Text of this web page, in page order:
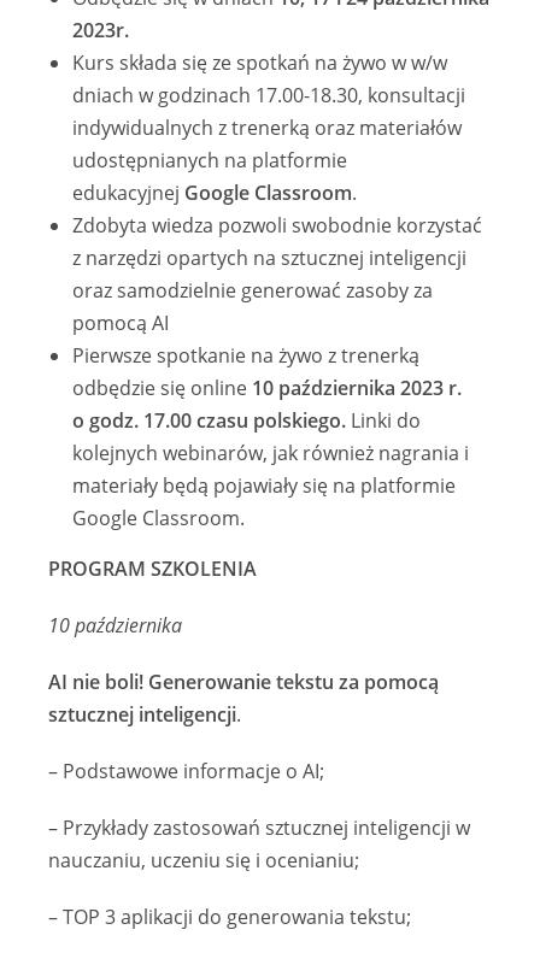
2023r.
Kurs składa się ze spotkań na żywo w w/w
dniach w godzinach 17.00-18.30, konsultacji
indywidualnych z trenerką oraz materiałów
udostępnianych na platformie
edukacyjnej Google Classroom.
Zdobyta wiedza pozwoli swobodnie korzystać
z narzędzi opartych na sztucznej inteligencji
oraz samodzielnie generować zasoby za
pomocą AI
Pierwsze spotkanie na żywo z trenerką
odbędzie się online 10 października 2023 r.
o godz. 17.00 czasu polskiego. Linki do
kolejnych webinarów, jak również nagrania i
materiały będą pojawiały się na platformie
Google Classroom.
PROGRAM SZKOLENIA
10 października
AI nie boli! Generowanie tekstu za pomocą
sztucznej inteligencji.
– Podstawowe informacje o AI;
– Przykłady zastosowań sztucznej inteligencji w
nauczaniu, uczeniu się i ocenianiu;
– TOP 3 aplikacji do generowania tekstu;